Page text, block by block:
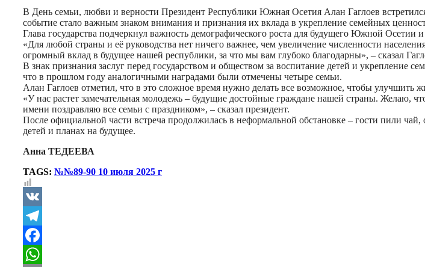
Print
В День семьи, любви и верности Президент Республики Южная Осетия Алан Гаглоев
событие стало важным знаком внимания и признания их вклада в укрепление семейных
Глава государства подчеркнул важность демографического роста для будущего Южной Осетии
«Для любой страны и её руководства нет ничего важнее, чем увеличение численности
огромный вклад в будущее нашей республики, за что мы вам глубоко благодарны», – сказал
В знак признания заслуг перед государством и обществом за воспитание детей и
что в прошлом году аналогичными наградами были отмечены четыре семьи.
Алан Гаглоев отметил, что в это сложное время нужно делать все возможное, чтобы улучшить
«У нас растет замечательная молодежь – будущие достойные граждане нашей страны. Желаю,
имени поздравляю все семьи с праздником», – сказал президент.
После официальной части встреча продолжилась в неформальной обстановке – гости пили
детей и планах на будущее.
Анна ТЕДЕЕВА
TAGS: №№89-90 10 июля 2025 г
VK
Telegram
Facebook